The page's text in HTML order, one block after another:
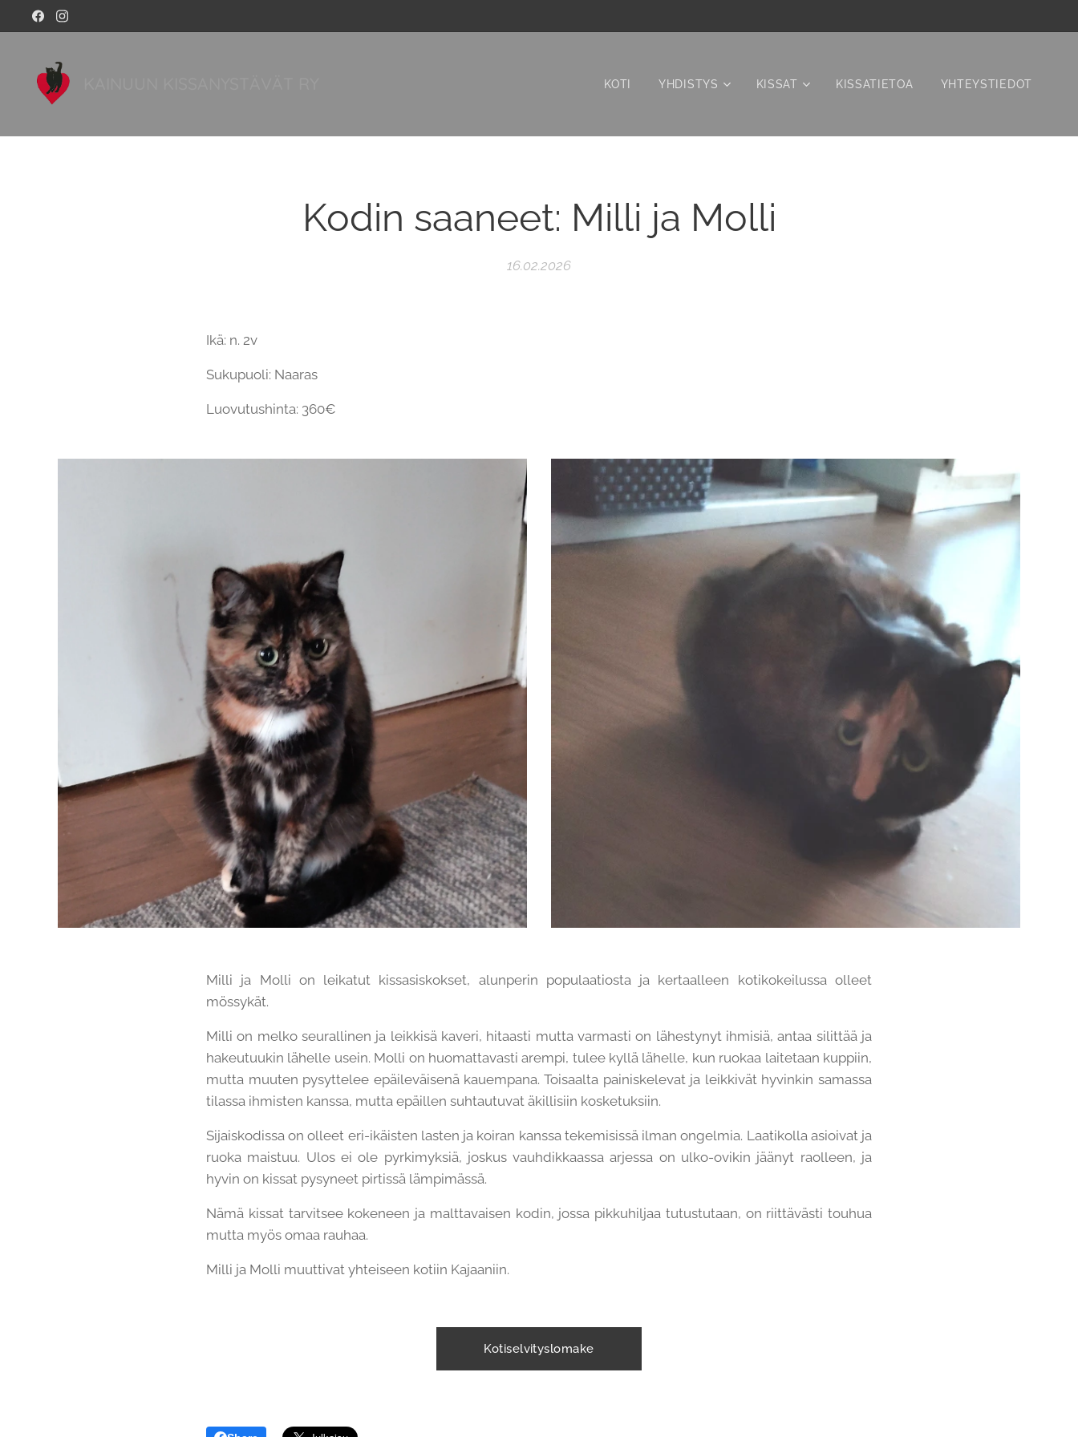
KOTI YHDISTYS KISSAT KISSATIETOA YHTEYSTIEDOT
Kodin saaneet: Milli ja Molli
16.02.2026
Ikä: n. 2v
Sukupuoli: Naaras
Luovutushinta: 360€
Milli ja Molli on leikatut kissasiskokset, alunperin populaatiosta ja kertaalleen kotikokeilussa olleet
mössykät.
Milli on melko seurallinen ja leikkisä kaveri, hitaasti mutta varmasti on lähestynyt ihmisiä, antaa silittää ja
hakeutuukin lähelle usein. Molli on huomattavasti arempi, tulee kyllä lähelle, kun ruokaa laitetaan kuppiin,
mutta muuten pysyttelee epäileväisenä kauempana. Toisaalta painiskelevat ja leikkivät hyvinkin samassa
tilassa ihmisten kanssa, mutta epäillen suhtautuvat äkillisiin kosketuksiin.
Sijaiskodissa on olleet eri-ikäisten lasten ja koiran kanssa tekemisissä ilman ongelmia. Laatikolla asioivat ja
ruoka maistuu. Ulos ei ole pyrkimyksiä, joskus vauhdikkaassa arjessa on ulko-ovikin jäänyt raolleen, ja
hyvin on kissat pysyneet pirtissä lämpimässä.
Nämä kissat tarvitsee kokeneen ja malttavaisen kodin, jossa pikkuhiljaa tutustutaan, on riittävästi touhua
mutta myös omaa rauhaa.
Milli ja Molli muuttivat yhteiseen kotiin Kajaaniin.
Kotiselvityslomake